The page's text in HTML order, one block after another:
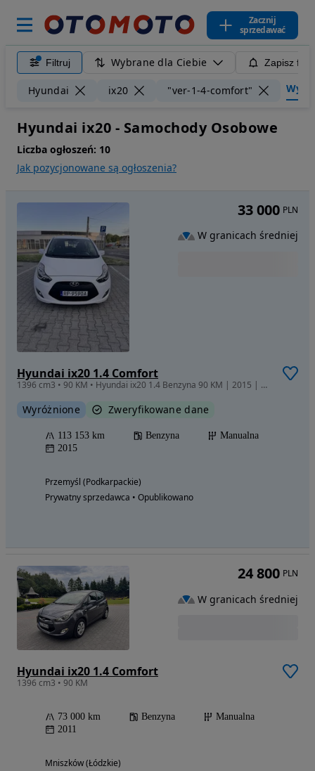
Zacznij
sprzedawać
Filtruj Wybrane dla Ciebie Zapisz
Hyundai ix20 "ver-1-4-comfort"
Hyundai ix20 - Samochody Osobowe
Liczba ogłoszeń: 10
Jak pozycjonowane są ogłoszenia?
Hyundai ix20 1.4 Comfort
1396 cm3 • 90 KM • Hyundai ix20 1.4 Benzyna 90 KM | 2015 | 113 tys. km
Wyróżnione Zweryfikowane dane
113 153 km Benzyna
Manualna
2015
Przemyśl (Podkarpackie)
Prywatny sprzedawca • Opublikowano
33 000 PLN
W granicach średniej
Hyundai ix20 1.4 Comfort
1396 cm3 • 90 KM
73 000 km Benzyna
Manualna
2011
Mniszków (Łódzkie)
24 800 PLN
W granicach średniej